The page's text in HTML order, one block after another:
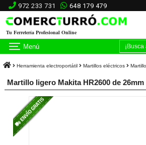
972 233 731 648 179 479
Tu Ferretería Profesional Online
Menú
Herramienta electroportátil Martillos eléctricos
Martillo ligero Makita HR2600 de 26mm